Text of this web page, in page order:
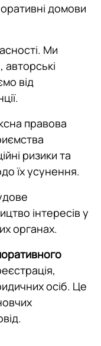
домови
Ми
від
правова
ризики та
їх усунення.
інтересів у
органах.
осіб. Це